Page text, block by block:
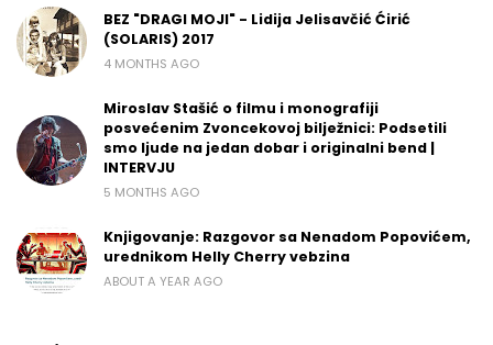
BEZ "DRAGI MOJI" - Lidija Jelisavčić Ćirić
(SOLARIS) 2017
4 MONTHS AGO
Miroslav Stašić o filmu i monografiji
posvećenim Zvoncekovoj bilježnici: Podsetili
smo ljude na jedan dobar i originalni bend |
INTERVJU
5 MONTHS AGO
Knjigovanje: Razgovor sa Nenadom Popovićem,
urednikom Helly Cherry vebzina
ABOUT A YEAR AGO